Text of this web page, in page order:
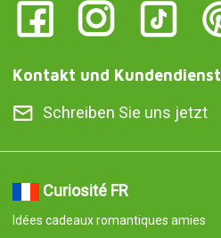
Kontakt und Kundendienst
Schreiben Sie uns jetzt
Curiosité FR
Idées cadeaux romantiques amies